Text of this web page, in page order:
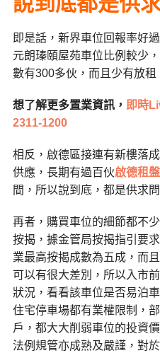
即是話，新界車位回報率好
元朗瑧頤屋苑車位比例較少
數有300多伙，而且少有放租
想了解更多置業資訊， 即時
2311-1200
相反，啟德區接連有新樓落
供應，長期有過百伙啟德租盤
間，所以說到底，都是供求問
再者，購買車位的細節都不
按揭，據金管局按揭指引要求
業最高按揭成數為五成，而
可以有很大差別，所以入市
狀況，看看該車位是否易泊
住宅停車場都有業權限制，
戶，都大大削弱車位的投資
法例規管亦成熟及嚴謹，對